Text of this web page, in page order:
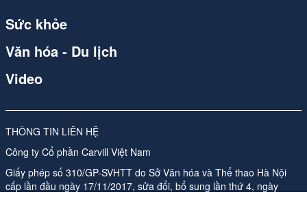
THÔNG TIN LIÊN HỆ
Công ty Cổ phần Carvill Việt Nam
Giấy phép số 310/GP-SVHTT do Sở Văn hóa và Thể thao Hà Nội
cấp lần đầu ngày 17/11/2017, sửa đổi, bổ sung lần thứ 4, ngày
Sức khỏe
Văn hóa - Du lịch
Video